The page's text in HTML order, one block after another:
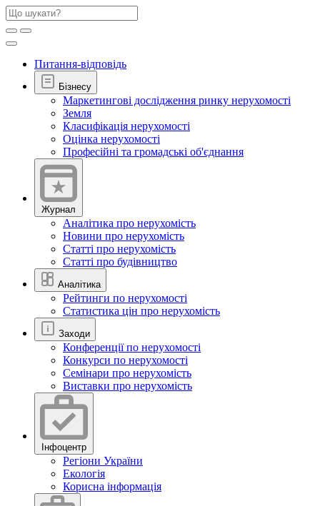
Питання-відповідь
Бізнесу
Маркетингові дослідження ринку нерухомості
Земля
Класифікація нерухомості
Оцінка нерухомості
Професійні та громадські об'єднання
Журнал
Аналітика про нерухомість
Новини про нерухомість
Статті про нерухомість
Статті про будівництво
Аналітика
Рейтинги по нерухомості
Статистика цін про нерухомість
Заходи
Конференції по нерухомості
Конкурси по нерухомості
Семінари про нерухомість
Виставки про нерухомість
Інфоцентр
Регіони України
Екологія
Корисна інформація